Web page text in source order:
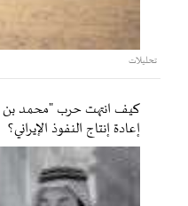
تحليلات
كيف انتهت حرب "محمد بن
إعادة إنتاج النفوذ الإيراني؟